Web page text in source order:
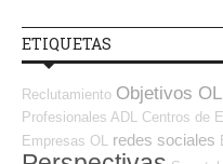
ETIQUETAS
Reclutamiento Objetivos OL
Profesionales ADL
Centros de
Empresas OL
redes sociales